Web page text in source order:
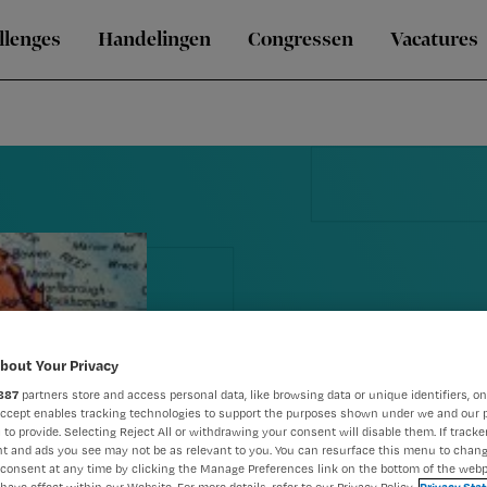
Handelingen Congressen Vacatures
Werken in
nodig?
Your Privacy
partners store and access personal data, like browsing data or unique identifiers,
enables tracking technologies to support the purposes shown under we and our
to provide. Selecting Reject All or withdrawing your consent will disable them. If
and ads you see may not be as relevant to you. You can resurface this menu to
at any time by clicking the Manage Preferences link on the bottom of the